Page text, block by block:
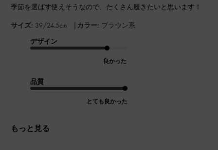
季節を選ばす使えそうなので、たくさん履きたいと思います！
サイズ: 39/24.5cm | カラー: ブラウン系
デザイン
良かった
品質
とても良かった
もっと見る